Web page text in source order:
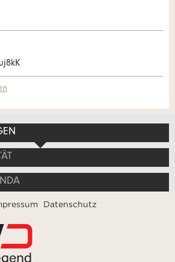
wird eine Kopie der E-Mail an
dieser Anzeige.
Datenschutz